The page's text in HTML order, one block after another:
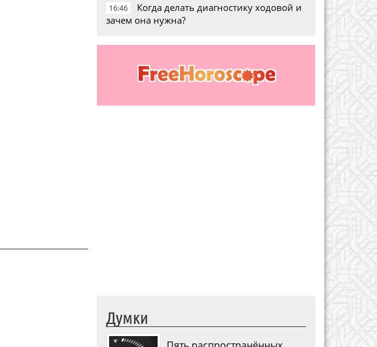
16:46
Когда делать диагностику ходовой и
зачем она нужна?
Думки